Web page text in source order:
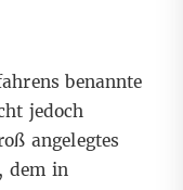
benannte
jedoch
angelegtes
dem in